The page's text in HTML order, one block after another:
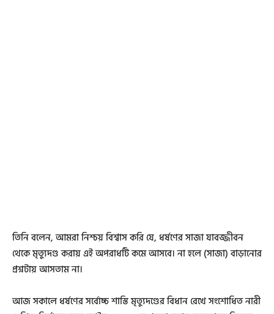
তিনি বলেন, আমরা নিশ্চয় বিশ্বাস করি যে, ধর্ষণের সাজা যাবজ্জীবন
থেকে মৃত্যুদণ্ড করায় এই অপরাধটি কমে আসবে। না হলে (সাজা) বাড়ানোর
প্রশ্নটায় আসতাম না।
আজ সকালে ধর্ষণের সর্বোচ্চ শাস্তি মৃত্যুদণ্ডের বিধান রেখে সংশোধিত নারী